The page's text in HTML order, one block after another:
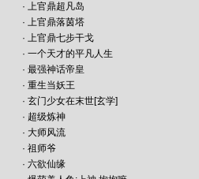
· 上官鼎超凡岛
· 上官鼎落茵塔
· 上官鼎七步干戈
· 一个天才的平凡人生
· 最强神话帝皇
· 重生当妖王
· 玄门少女在末世[玄学]
· 超级炼神
· 大师风流
· 祖师爷
· 六欲仙缘